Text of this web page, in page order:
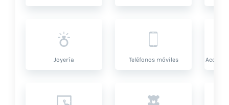
Joyería Teléfonos móviles